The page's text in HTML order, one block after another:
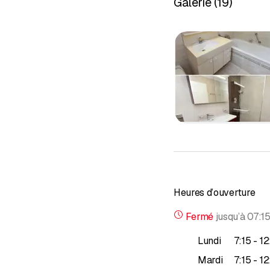
Nous sommes
www.msanitaire.ch
Heures d’ouverture
Fermé jusqu’à07:15
Lundi
7:15 - 12
Mardi
7:15 - 12